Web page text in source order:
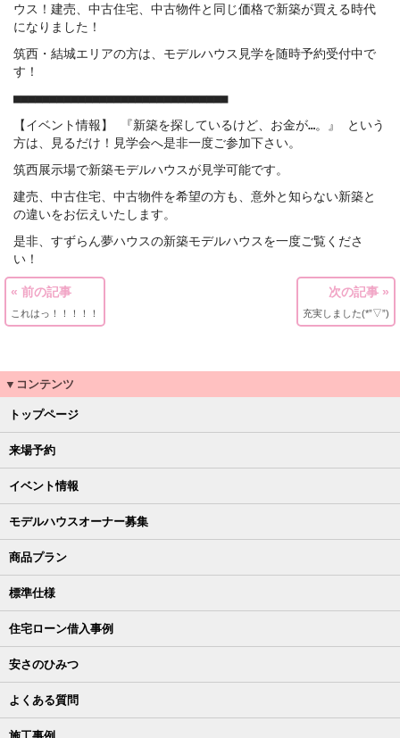
ウス！建売、中古住宅、中古物件と同じ価格で新築が買える時代
になりました！
筑西・結城エリアの方は、モデルハウス見学を随時予約受付中で
す！
■■■■■■■■■■■■■■■■■■■■■■■■■■■■■■
【イベント情報】 『新築を探しているけど、お金が…。』 という
方は、見るだけ！見学会へ是非一度ご参加下さい。
筑西展示場で新築モデルハウスが見学可能です。
建売、中古住宅、中古物件を希望の方も、意外と知らない新築と
の違いをお伝えいたします。
是非、すずらん夢ハウスの新築モデルハウスを一度ご覧くださ
い！
« 前の記事
これはっ！！！！！
次の記事 »
充実しました(*”▽”)
▼コンテンツ
トップページ
来場予約
イベント情報
モデルハウスオーナー募集
商品プラン
標準仕様
住宅ローン借入事例
安さのひみつ
よくある質問